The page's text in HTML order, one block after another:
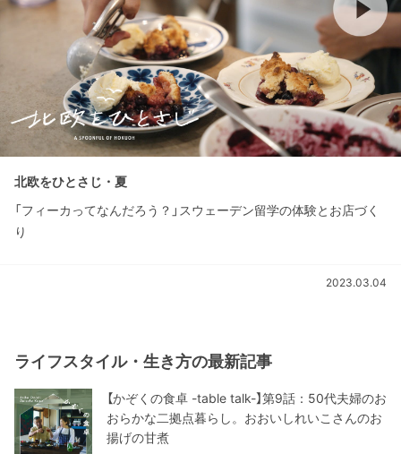
北欧をひとさじ・夏
「フィーカってなんだろう？」スウェーデン留学の体験とお店づく
り
2023.03.04
ライフスタイル・生き方の最新記事
【かぞくの食卓 -table talk-】第9話：50代夫婦のお
おらかな二拠点暮らし。おおいしれいこさんのお
揚げの甘煮